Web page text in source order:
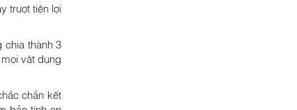
trượt tiện lợi
chia thành 3
vật dụng
chắn kết